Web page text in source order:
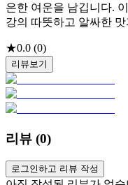
은한 여운을 남깁니다.
강의 따뜻하고 알싸한
★0.0 (0)
리뷰보기
리뷰 (0)
로그인하고 리뷰 작성